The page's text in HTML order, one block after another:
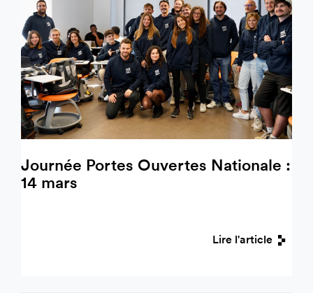
Journée Portes Ouvertes Nationale :
14 mars
Lire l'article